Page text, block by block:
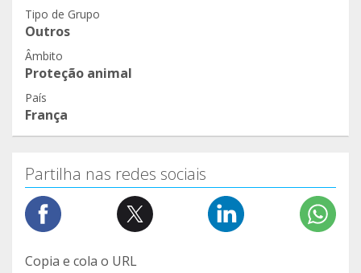
Tipo de Grupo
Outros
Âmbito
Proteção animal
País
França
Partilha nas redes sociais
Copia e cola o URL